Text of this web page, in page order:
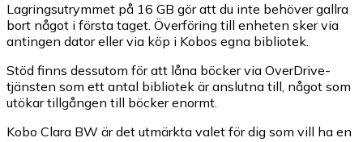
Lagringsutrymmet på 16 GB gör att du inte behöver gallra
bort något i första taget. Överföring till enheten sker via
antingen dator eller via köp i Kobos egna bibliotek.
Stöd finns dessutom för att låna böcker via OverDrive-
tjänsten som ett antal bibliotek är anslutna till, något som
utökar tillgången till böcker enormt.
Kobo Clara BW är det utmärkta valet för dig som vill ha en